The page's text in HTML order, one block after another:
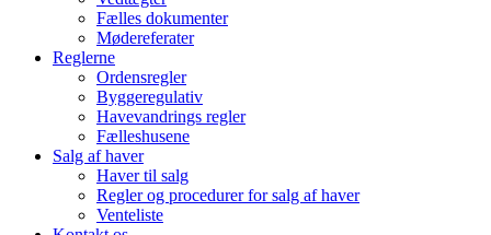
Fælles dokumenter
Mødereferater
Reglerne
Ordensregler
Byggeregulativ
Havevandrings regler
Fælleshusene
Salg af haver
Haver til salg
Regler og procedurer for salg af haver
Venteliste